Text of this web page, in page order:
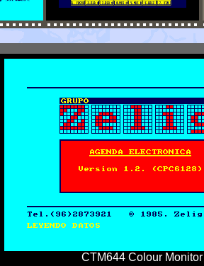
CTM644 Colour Monitor